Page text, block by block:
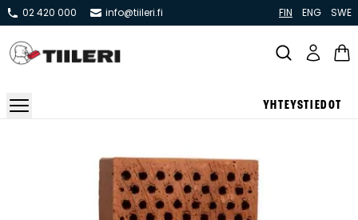
02 420 000 info@tiileri.fi FIN ENG SWE
YHTEYSTIEDOT
Varaavat takat
Pönttö -ja kaakeliuunit